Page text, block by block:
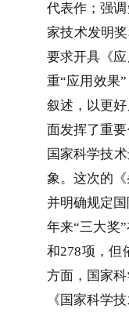
代表作；强
家技术发明
要求开具《
重“应用效果
叙述，以更
面发挥了重
国家科学技
象。这次的
并明确规定
年来“三大奖
和278项，但
方面，国家
《国家科学